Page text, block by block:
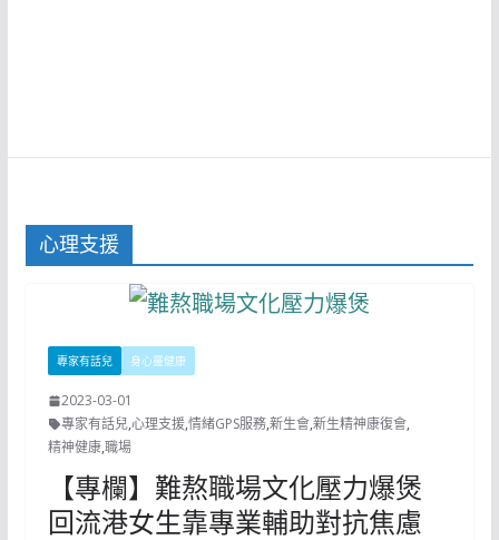
心理支援
專家有話兒 身心靈健康
2023-03-01
專家有話兒,心理支援,情緒GPS服務,新生會,新生精神康復會,
精神健康,職場
【專欄】難熬職場文化壓力爆煲
回流港女生靠專業輔助對抗焦慮